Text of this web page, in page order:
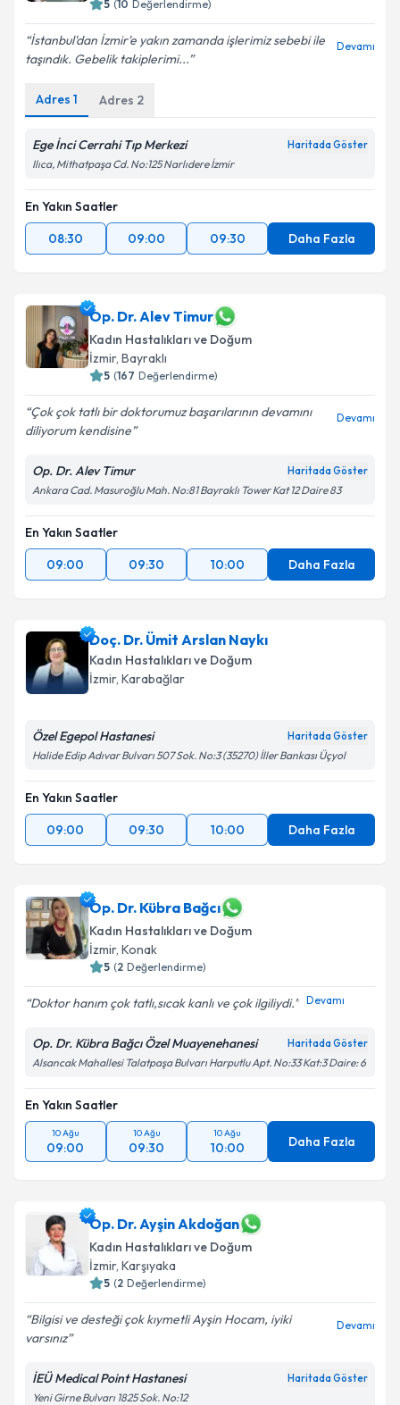
5 (10 Değerlendirme)
İstanbul'dan İzmir'e yakın zamanda işlerimiz sebebi ile
taşındık. Gebelik takiplerimi...
Devamı
Adres 1 Adres 2
Ege İnci Cerrahi Tıp Merkezi Haritada Göster
Ilıca, Mithatpaşa Cd. No:125 Narlıdere İzmir
En Yakın Saatler
08:30
09:00 09:30 Daha Fazla
Op. Dr. Alev Timur
Kadın Hastalıkları ve Doğum
İzmir, Bayraklı
5 (167 Değerlendirme)
Çok çok tatlı bir doktorumuz başarılarının devamını
diliyorum kendisine
Devamı
Op. Dr. Alev Timur Haritada Göster
Ankara Cad. Masuroğlu Mah. No:81 Bayraklı Tower Kat 12 Daire 83
En Yakın Saatler
09:00
09:30 10:00 Daha Fazla
Doç. Dr. Ümit Arslan Naykı
Kadın Hastalıkları ve Doğum
İzmir, Karabağlar
Özel Egepol Hastanesi Haritada Göster
Halide Edip Adıvar Bulvarı 507 Sok. No:3 (35270) İller Bankası Üçyol
En Yakın Saatler
09:00
09:30 10:00 Daha Fazla
Op. Dr. Kübra Bağcı
Kadın Hastalıkları ve Doğum
İzmir, Konak
5 (2 Değerlendirme)
Doktor hanım çok tatlı,sıcak kanlı ve çok ilgiliydi.️ Devamı
Op. Dr. Kübra Bağcı Özel Muayenehanesi Haritada Göster
Alsancak Mahallesi Talatpaşa Bulvarı Harputlu Apt. No:33 Kat:3 Daire: 6
En Yakın Saatler
10 Ağu
09:00
10 Ağu
09:30
10 Ağu
10:00 Daha Fazla
Op. Dr. Ayşin Akdoğan
Kadın Hastalıkları ve Doğum
İzmir, Karşıyaka
5 (2 Değerlendirme)
Bilgisi ve desteği çok kıymetli Ayşin Hocam, iyiki
varsınız
Devamı
İEÜ Medical Point Hastanesi Haritada Göster
Yeni Girne Bulvarı 1825 Sok. No:12